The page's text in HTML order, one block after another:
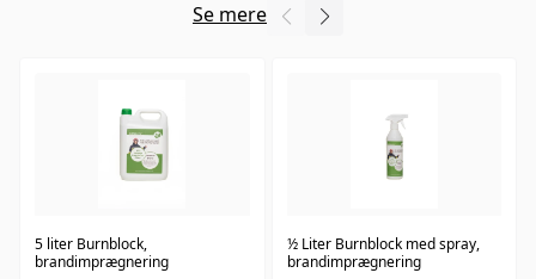
Se mere
5 liter Burnblock,
brandimprægnering
½ Liter Burnblock med spray,
brandimprægnering